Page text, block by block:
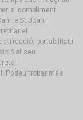
al compliment
St Joan i
el
portabilitat i
al seu
Podeu trobar més